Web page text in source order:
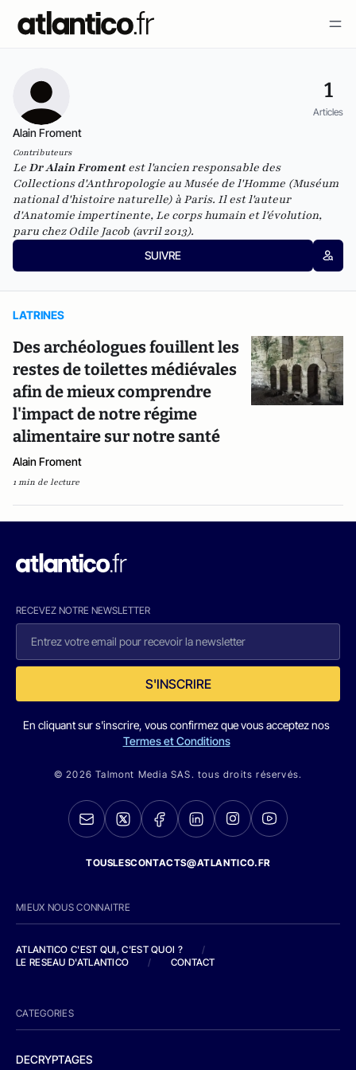
1
Articles
Alain Froment
Contributeurs
LeDr Alain Fromentest l'ancien responsable des
Collections d'Anthropologie au Musée de l'Homme (Muséum
national d'histoire naturelle) à Paris. Il est l'auteur
d'Anatomie impertinente, Le corps humain et l'évolution,
paru chez Odile Jacob (avril 2013).
SUIVRE
LATRINES
Des archéologues fouillent les
restes de toilettes médiévales
afin de mieux comprendre
l'impact de notre régime
alimentaire sur notre santé
Alain Froment
1 min de lecture
RECEVEZ NOTRE NEWSLETTER
S'INSCRIRE
En cliquant sur s'inscrire, vous confirmez que vous acceptez nos
Termes et Conditions
© 2026 Talmont Media SAS. tous droits réservés.
TOUSLESCONTACTS@ATLANTICO.FR
MIEUX NOUS CONNAITRE
ATLANTICO C'EST QUI, C'EST QUOI ?
/
LE RESEAU D'ATLANTICO
/ CONTACT
CATEGORIES
DECRYPTAGES